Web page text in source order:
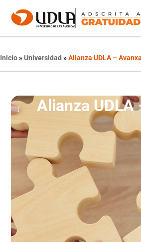
Inicio»Universidad »Alianza UDLA – Avanxa
Alianza UDLA